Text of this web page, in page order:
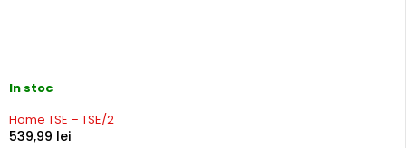
In stoc
Home TSE – TSE/2
539,99 lei